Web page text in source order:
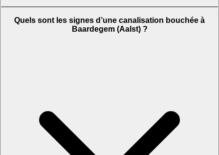
Quels sont les signes d’une canalisation bouchée à
Baardegem (Aalst) ?